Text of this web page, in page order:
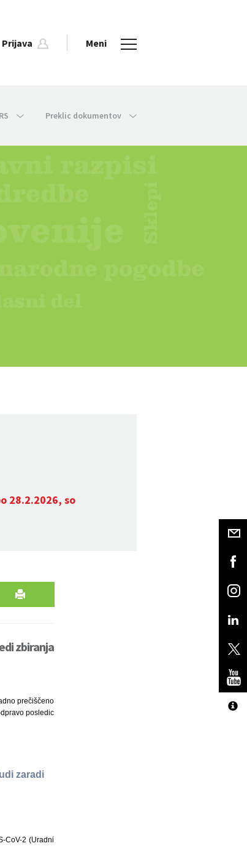
Prijava Meni
Preklic dokumentov
28.2.2026, so
zbiranja
prečiščeno
posledic
zaradi
CoV-2 (Uradni